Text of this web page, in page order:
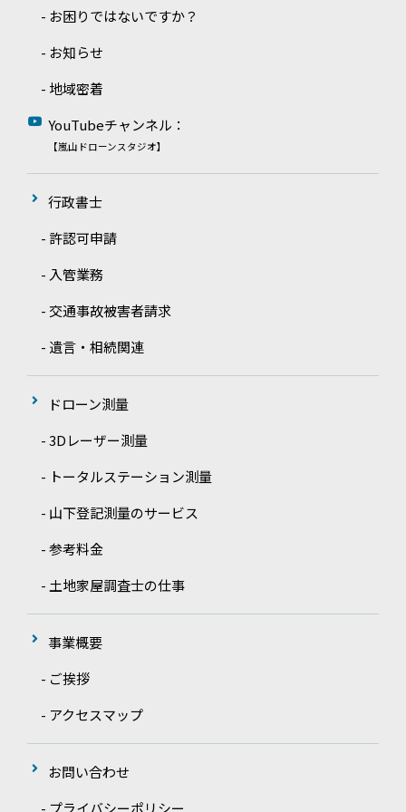
- お困りではないですか？
- お知らせ
- 地域密着
YouTubeチャンネル：
【嵐山ドローンスタジオ】
行政書士
- 許認可申請
- 入管業務
- 交通事故被害者請求
- 遺言・相続関連
ドローン測量
- 3Dレーザー測量
- トータルステーション測量
- 山下登記測量のサービス
- 参考料金
- 土地家屋調査士の仕事
事業概要
- ご挨拶
- アクセスマップ
お問い合わせ
- プライバシーポリシー